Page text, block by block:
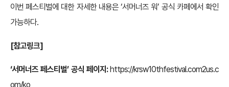
이번 페스티벌에 대한 자세한 내용은 ‘서머너즈 워’ 공식 카페에서 확인
가능하다.
[참고링크]
‘서머너즈 페스티벌’ 공식 페이지: https://krsw10thfestival.com2us.c
om/ko